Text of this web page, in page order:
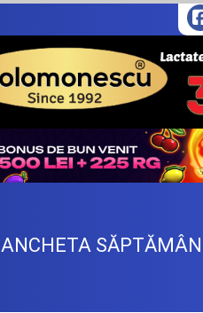
ANCHETA SĂPTĂMÂNII